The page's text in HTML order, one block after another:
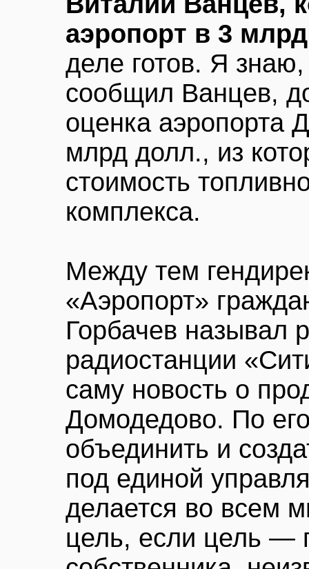
аэропорт в 3
деле готов. Я
сообщил Ванцев,
оценка аэропорта
млрд долл., из
стоимость
комплекса.
Между тем
«Аэропорт»
Горбачев называл
радиостанции
саму новость о
Домодедово. По
объединить и
под единой
делается во всем
цель, если цель —